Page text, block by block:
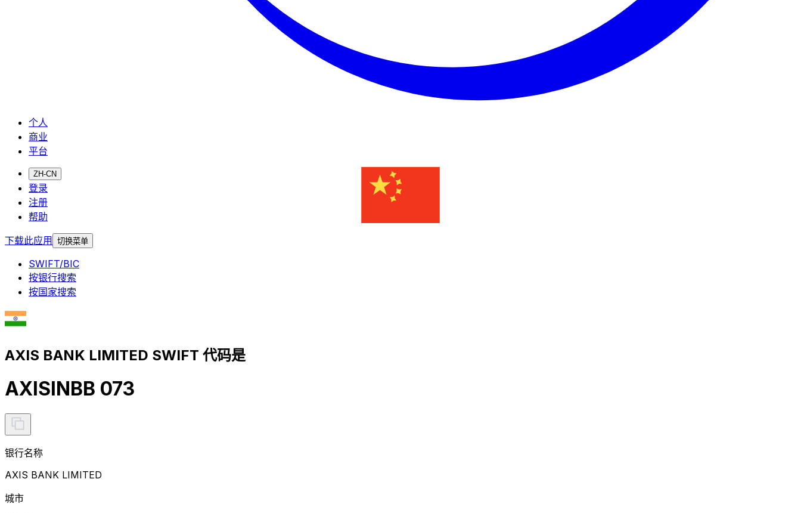
个人
商业
平台
ZH-CN
登录
注册
帮助
下载此应用 切换菜单
SWIFT/BIC
按银行搜索
按国家搜索
AXIS BANK LIMITED SWIFT 代码是
AXISINBB 073
银行名称
AXIS BANK LIMITED
城市